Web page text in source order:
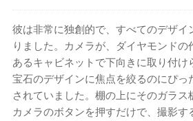
彼は非常に独創的で、すべてのデザイ
りました。カメラが、ダイヤモンドの
あるキャビネットで下向きに取り付け
宝石のデザインに焦点を絞るのにぴっ
されていました。棚の上にそのガラス
カメラのボタンを押すだけで、撮影す